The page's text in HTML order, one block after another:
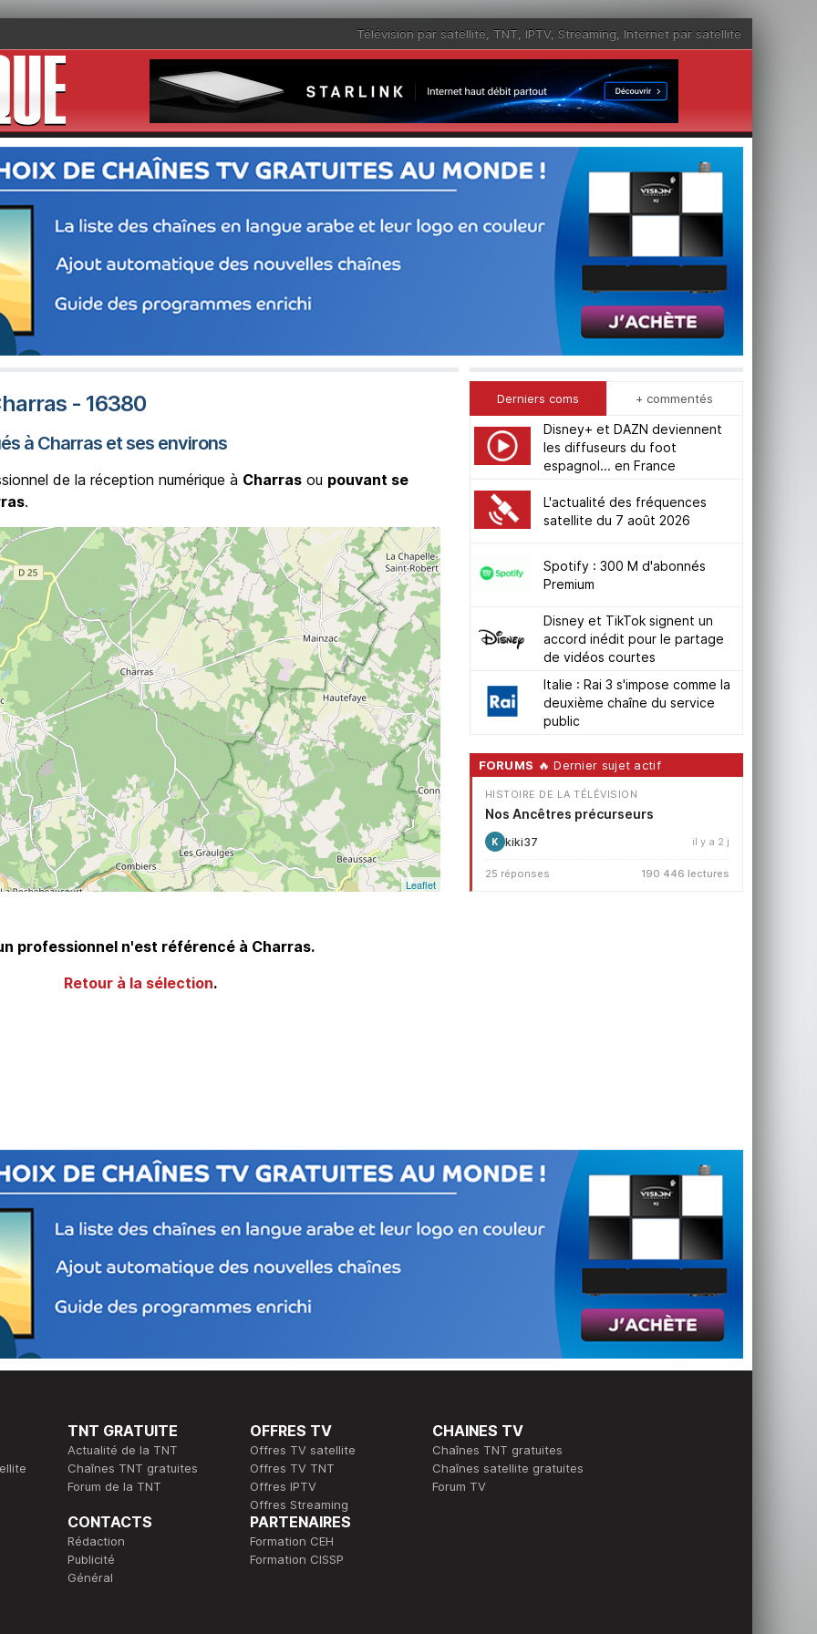
Télévision par satellite, TNT, IPTV, Streaming, Internet par satellite
- 16380
à Charras et ses environs
de la réception numérique à Charrasou pouvant se
.
Leaflet
professionnel n'est référencé à Charras.
Retour à la sélection.
Derniers coms + commentés
Disney+ et DAZN deviennent
les diffuseurs du foot
espagnol... en France
L'actualité des fréquences
satellite du 7 août 2026
Spotify : 300 M d'abonnés
Premium
Disney et TikTok signent un
accord inédit pour le partage
de vidéos courtes
Italie : Rai 3 s'impose comme la
deuxième chaîne du service
public
FORUMS 🔥 Dernier sujet actif
HISTOIRE DE LA TÉLÉVISION
Nos Ancêtres précurseurs
K kiki37 il y a 2 j
25 réponses 190 446 lectures
TNT GRATUITE
Actualité de la TNT
Chaînes TNT gratuites
Forum de la TNT
OFFRES TV
Offres TV satellite
Offres TV TNT
Offres IPTV
Offres Streaming
CHAINES TV
Chaînes TNT gratuites
Chaînes satellite gratuites
Forum TV
CONTACTS
Rédaction
Publicité
Général
PARTENAIRES
Formation CEH
Formation CISSP